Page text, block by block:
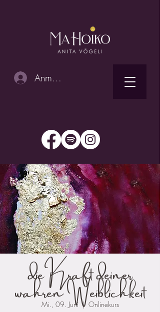
Anmelden
die Kraft deiner
wahren Weiblichkeit
Mi., 09. Juni
  |
Onlinekurs